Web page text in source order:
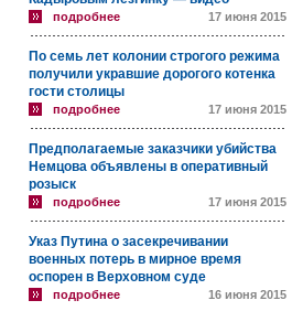
подробнее 17 июня 2015
По семь лет колонии строгого режима
получили укравшие дорогого котенка
гости столицы
подробнее 17 июня 2015
Предполагаемые заказчики убийства
Немцова объявлены в оперативный
розыск
подробнее 17 июня 2015
Указ Путина о засекречивании
военных потерь в мирное время
оспорен в Верховном суде
подробнее 16 июня 2015